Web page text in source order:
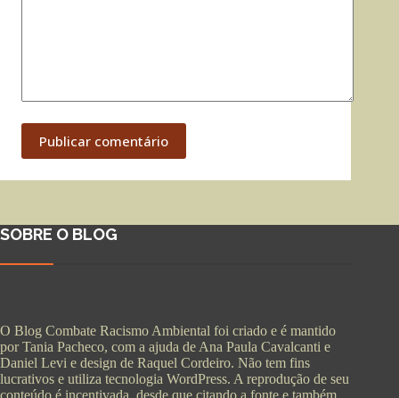
Publicar comentário
SOBRE O BLOG
O Blog Combate Racismo Ambiental foi criado e é mantido
por Tania Pacheco, com a ajuda de Ana Paula Cavalcanti e
Daniel Levi e design de Raquel Cordeiro. Não tem fins
lucrativos e utiliza tecnologia WordPress. A reprodução de seu
conteúdo é incentivada, desde que citando a fonte e também